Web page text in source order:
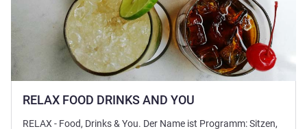
RELAX FOOD DRINKS AND YOU
RELAX - Food, Drinks & You. Der Name ist Programm: Sitzen,